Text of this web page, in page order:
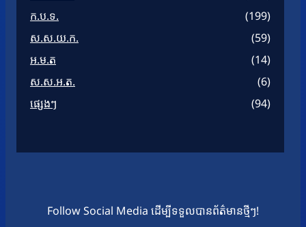
ក.ប.ទ.
(199)
ស.ស.យ.ក.
(59)
អ.ម.ត
(14)
ស.ស.អ.ត.
(6)
ផ្សេងៗ
(94)
Follow Social Media ដើម្បីទទួលបានព័ត៌មានថ្មីៗ!